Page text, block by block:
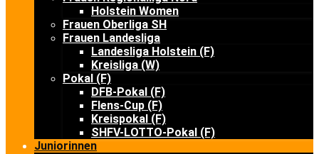
Holstein Women
Frauen Oberliga SH
Frauen Landesliga
Landesliga Holstein (F)
Kreisliga (W)
Pokal (F)
DFB-Pokal (F)
Flens-Cup (F)
Kreispokal (F)
SHFV-LOTTO-Pokal (F)
Juniorinnen